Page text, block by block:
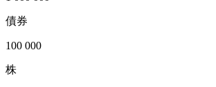
債券
100 000
株